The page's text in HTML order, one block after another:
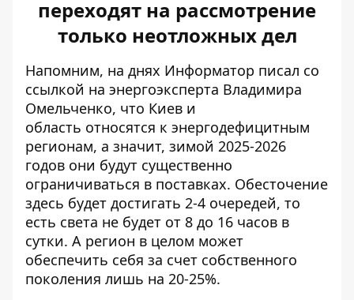
переходят на рассмотрение
только неотложных дел
Напомним, на днях Информатор писал со
ссылкой на энергоэксперта Владимира
Омельченко, что Киев и
область относятся к энергодефицитным
регионам, а значит, зимой 2025-2026
годов они будут существенно
ограничиваться в поставках. Обесточение
здесь будет достигать 2-4 очередей, то
есть света не будет от 8 до 16 часов в
сутки. А регион в целом может
обеспечить себя за счет собственного
поколения лишь на 20-25%.